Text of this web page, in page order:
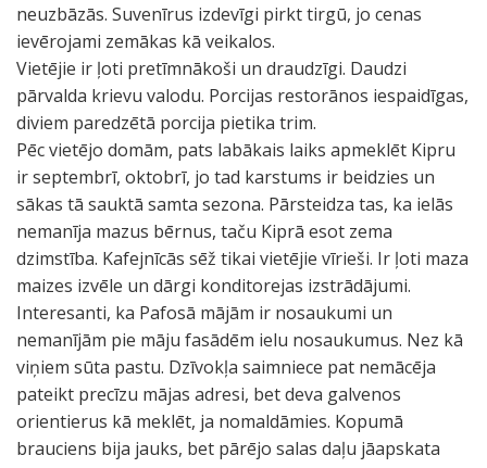
neuzbāzās. Suvenīrus izdevīgi pirkt tirgū, jo cenas
ievērojami zemākas kā veikalos.
Vietējie ir ļoti pretīmnākoši un draudzīgi. Daudzi
pārvalda krievu valodu. Porcijas restorānos iespaidīgas,
diviem paredzētā porcija pietika trim.
Pēc vietējo domām, pats labākais laiks apmeklēt Kipru
ir septembrī, oktobrī, jo tad karstums ir beidzies un
sākas tā sauktā samta sezona. Pārsteidza tas, ka ielās
nemanīja mazus bērnus, taču Kiprā esot zema
dzimstība. Kafejnīcās sēž tikai vietējie vīrieši. Ir ļoti maza
maizes izvēle un dārgi konditorejas izstrādājumi.
Interesanti, ka Pafosā mājām ir nosaukumi un
nemanījām pie māju fasādēm ielu nosaukumus. Nez kā
viņiem sūta pastu. Dzīvokļa saimniece pat nemācēja
pateikt precīzu mājas adresi, bet deva galvenos
orientierus kā meklēt, ja nomaldāmies. Kopumā
brauciens bija jauks, bet pārējo salas daļu jāapskata